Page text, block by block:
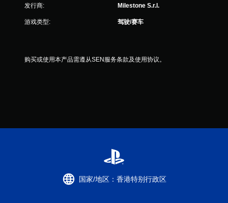
发行商: Milestone S.r.l.
游戏类型: 驾驶/赛车
购买或使用本产品需遵从SEN服务条款及使用协议。
国家/地区：香港特别行政区